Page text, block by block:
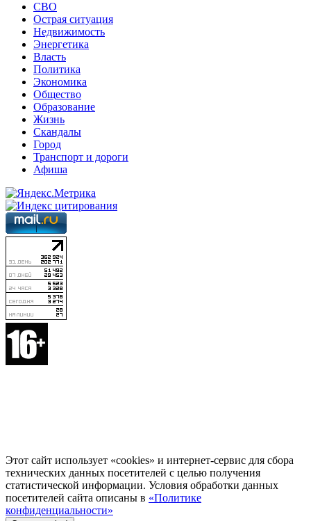
СВО
Острая ситуация
Недвижимость
Энергетика
Власть
Политика
Экономика
Общество
Образование
Жизнь
Скандалы
Город
Транспорт и дороги
Афиша
Этот сайт использует «cookies» и интернет-сервис для сбора
технических данных посетителей с целью получения
статистической информации. Условия обработки данных
посетителей сайта описаны в «Политике
конфиденциальности»